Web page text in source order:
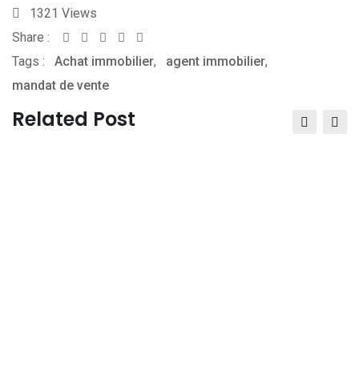
1321 Views
Share :
Whatsapp
Share
via
Tags : Achat immobilier, agent immobilier,
mandat de vente
Related Post